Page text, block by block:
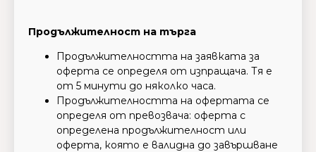
Продължителност на търга
Продължителността на заявката за
оферта се определя от изпращача. Тя е
от 5 минути до няколко часа.
Продължителността на офертата се
определя от превозвача: оферта с
определена продължителност или
оферта, която е валидна до завършване